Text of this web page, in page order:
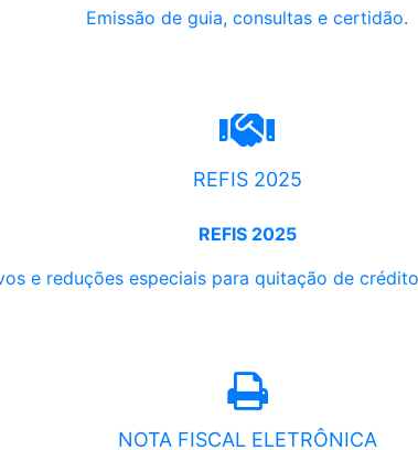
Emissão de guia, consultas e certidão.
REFIS 2025
REFIS 2025
e reduções especiais para quitação de
NOTA FISCAL ELETRÔNICA